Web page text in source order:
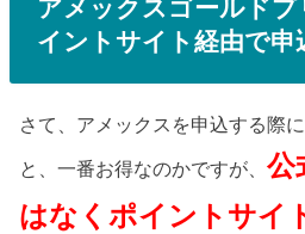
アメックスゴールド
イントサイト経由で申
さて、アメックスを申込する際
と、一番お得なのかですが、公
はなくポイントサイ